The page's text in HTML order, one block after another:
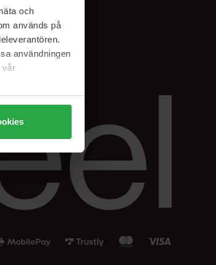
och
används på
användningen
vår